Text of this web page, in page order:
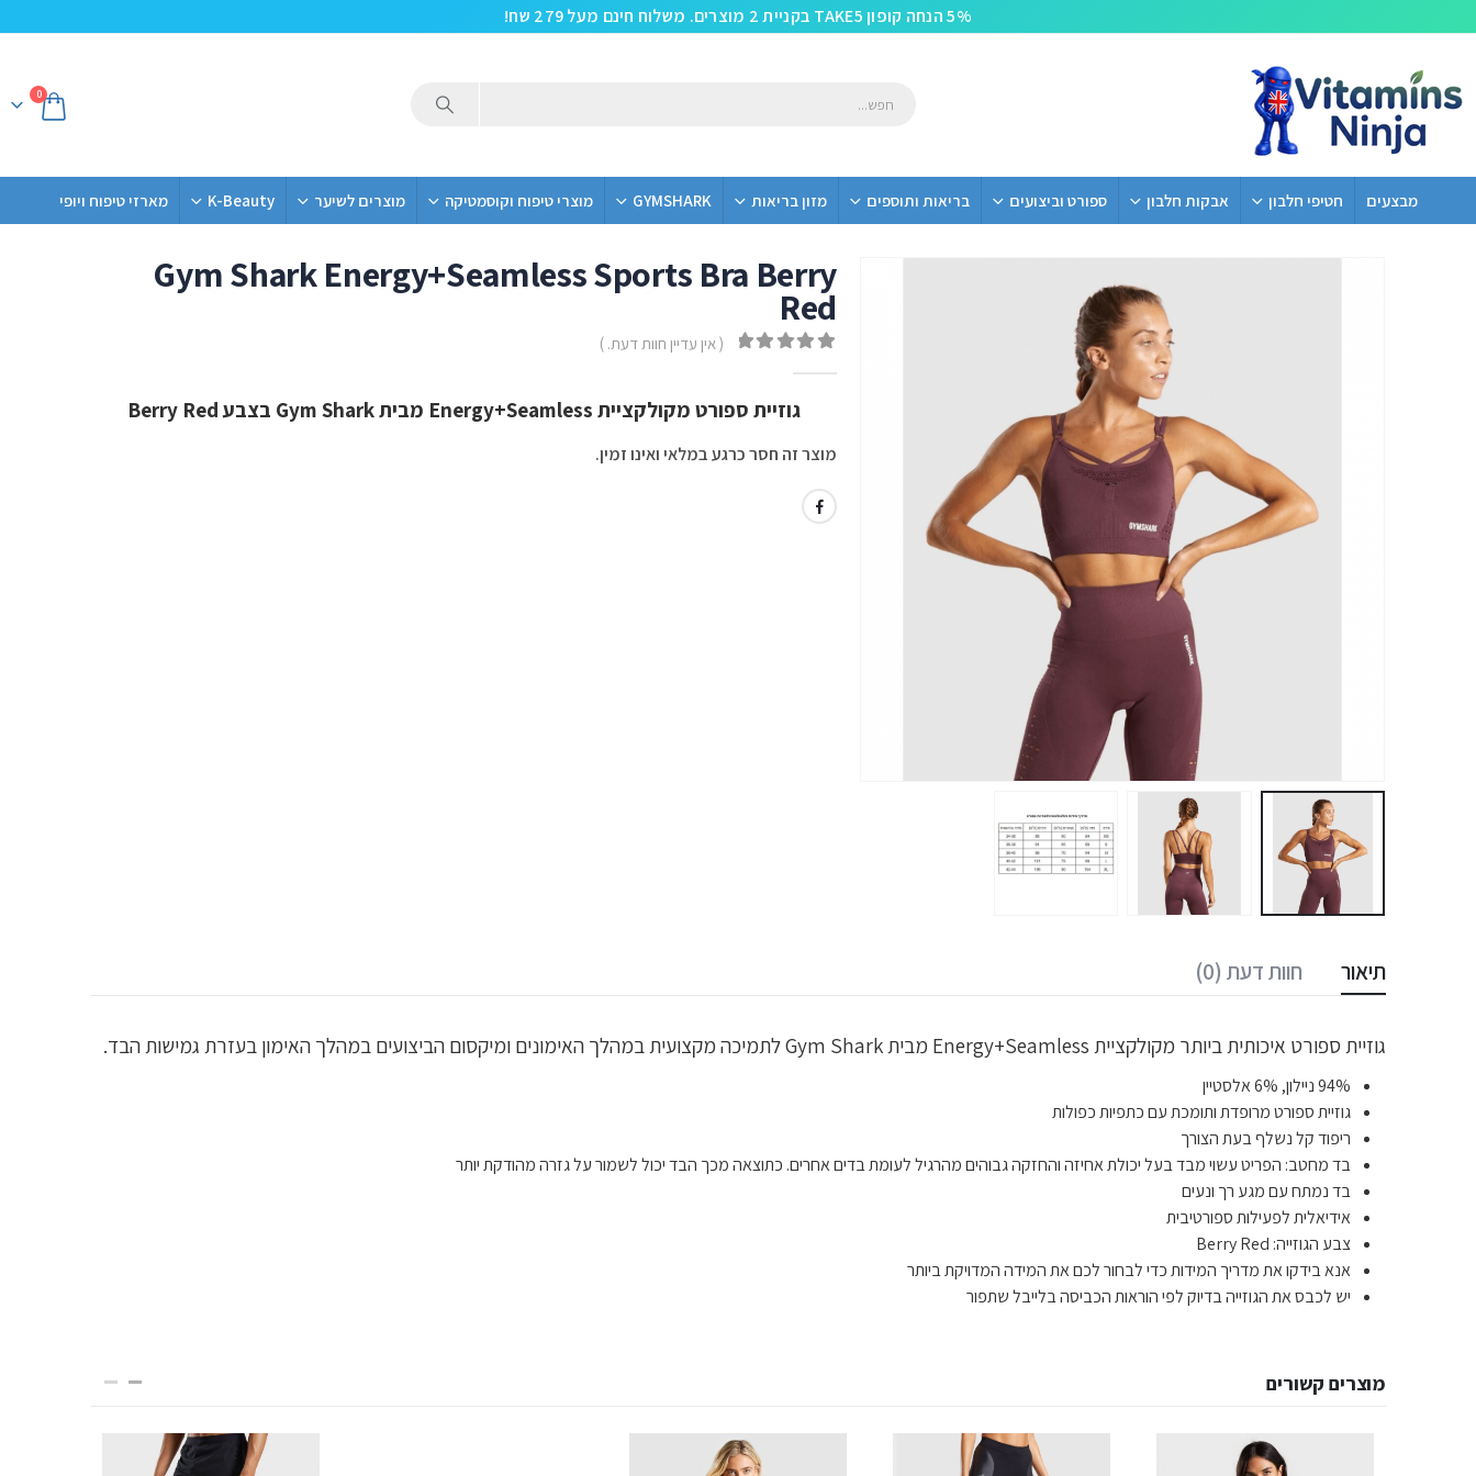
5% הנחה קופון TAKE5 בקניית 2 מוצרים. משלוח חינם מעל 279 שח!
0
מבצעים חטיפי חלבון אבקות חלבון ספורט וביצועים בריאות ותוספים מזון בריאות GYMSHARK מוצרי טיפוח וקוסמטיקה מוצרים לשיער K-Beauty מארזי טיפוח ויופי
Gym Shark Energy+Seamless Sports Bra Berry
Red
( אין עדיין חוות דעת. )
גוזיית ספורט מקולקציית Energy+Seamless מבית Gym Shark בצבע Berry Red
מוצר זה חסר כרגע במלאי ואינו זמין.
תיאור חוות דעת (0)
גוזיית ספורט איכותית ביותר מקולקציית Energy+Seamless מבית Gym Shark לתמיכה מקצועית במהלך האימונים ומיקסום הביצועים במהלך האימון בעזרת גמישות הבד.
94% ניילון, 6% אלסטיין
גוזיית ספורט מרופדת ותומכת עם כתפיות כפולות
ריפוד קל נשלף בעת הצורך
בד מחטב: הפריט עשוי מבד בעל יכולת אחיזה והחזקה גבוהים מהרגיל לעומת בדים אחרים. כתוצאה מכך הבד יכול לשמור על גזרה מהודקת יותר
בד נמתח עם מגע רך ונעים
אידיאלית לפעילות ספורטיבית
צבע הגוזייה: Berry Red
אנא בידקו את מדריך המידות כדי לבחור לכם את המידה המדויקת ביותר
יש לכבס את הגוזייה בדיוק לפי הוראות הכביסה בלייבל שתפור
מוצרים קשורים